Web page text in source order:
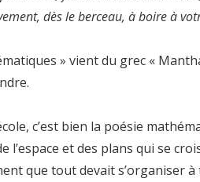
dès le berceau, à boire à
» vient du grec «
c’est bien la poésie
l’espace et des plans qui se
que tout devait s’organiser